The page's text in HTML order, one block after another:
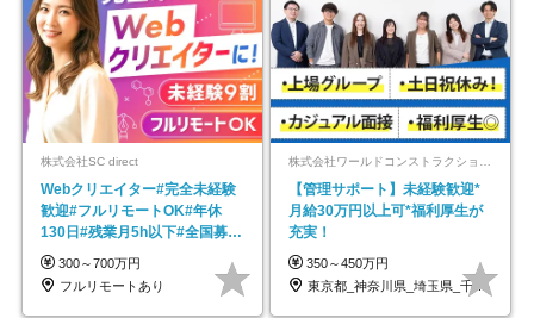
株式会社SC direct
Webクリエイター#完全未経験
歓迎#フルリモートOK#年休
130日#残業月5h以下#全国募集
#最大1年の研修
300～700万円
フルリモートあり
【管理サポート】未経験歓迎*
月給30万円以上可*福利厚生が
充実！
350～450万円
東京都_神奈川県_埼玉県_千葉県_大阪府…